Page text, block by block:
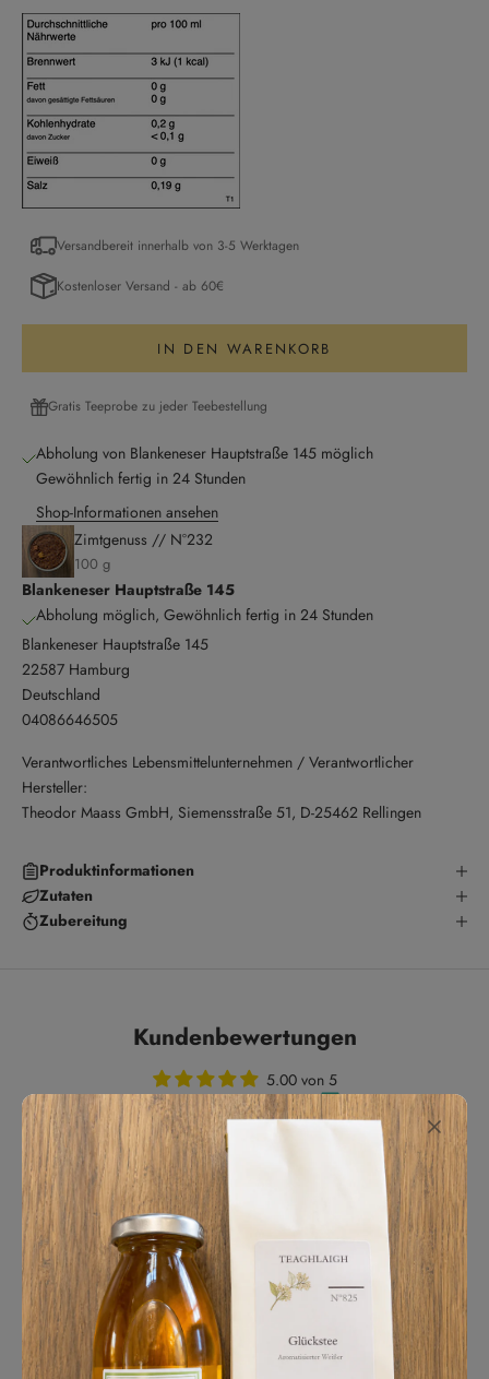
Versandbereit innerhalb von 3-5 Werktagen
Kostenloser Versand - ab 60€
IN DEN WARENKORB
Gratis Teeprobe zu jeder Teebestellung
Abholung von Blankeneser Hauptstraße 145 möglich
Gewöhnlich fertig in 24 Stunden
Shop-Informationen ansehen
Zimtgenuss // N°232
100 g
Blankeneser Hauptstraße 145
Abholung möglich, Gewöhnlich fertig in 24 Stunden
Blankeneser Hauptstraße 145
22587 Hamburg
Deutschland
04086646505
Verantwortliches Lebensmittelunternehmen / Verantwortlicher
Hersteller:
Theodor Maass GmbH, Siemensstraße 51, D-25462 Rellingen
Produktinformationen
Zutaten
Zubereitung
Kundenbewertungen
5.00 von 5
Basierend auf 1 Bewertung
Bewertung schreiben